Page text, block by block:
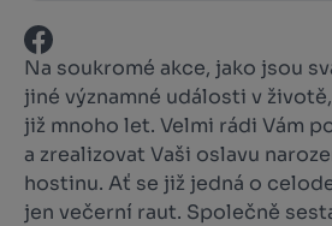
Na soukromé akce, jako jsou
jiné významné události v
již mnoho let. Velmi rádi Vám
a zrealizovat Vaši oslavu
hostinu. Ať se již jedná o
jen večerní raut. Společně